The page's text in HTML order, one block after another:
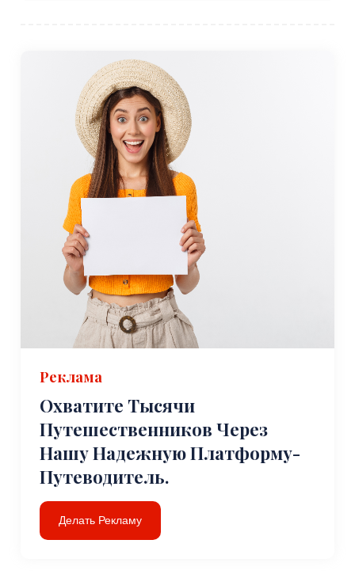
Реклама
Охватите Тысячи
Путешественников Через
Нашу Надежную Платформу-
Путеводитель.
Делать Рекламу